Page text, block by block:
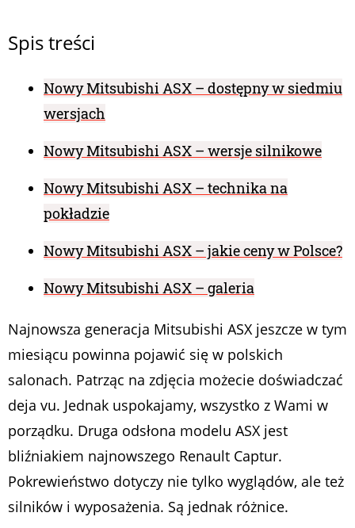
Spis treści
Nowy Mitsubishi ASX – dostępny w siedmiu
wersjach
Nowy Mitsubishi ASX – wersje silnikowe
Nowy Mitsubishi ASX – technika na
pokładzie
Nowy Mitsubishi ASX – jakie ceny w Polsce?
Nowy Mitsubishi ASX – galeria
Najnowsza generacja Mitsubishi ASX jeszcze w tym
miesiącu powinna pojawić się w polskich
salonach. Patrząc na zdjęcia możecie doświadczać
deja vu. Jednak uspokajamy, wszystko z Wami w
porządku. Druga odsłona modelu ASX jest
bliźniakiem najnowszego Renault Captur.
Pokrewieństwo dotyczy nie tylko wyglądów, ale też
silników i wyposażenia. Są jednak różnice.